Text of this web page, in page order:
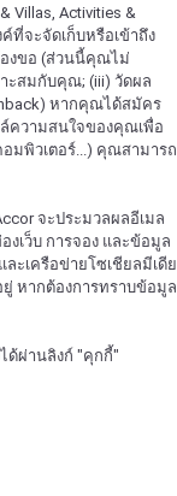
Villas, Activities &
ที่จะจัดเก็บหรือเข้าถึง
งขอ (ส่วนนี้คุณไม่
ะสมกับคุณ; (iii) วัดผล
หากคุณได้สมัคร
ความสนใจของคุณเพื่อ
มพิวเตอร์...) คุณสามารถ
จะประมวลผลอีเมล
เว็บ การจอง และข้อมูล
ะเครือข่ายโซเชียลมีเดีย
หากต้องการทราบข้อมูล
ด้ผ่านลิงก์ "คุกกี้"